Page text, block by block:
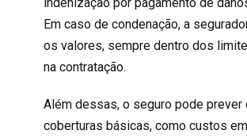
Em caso de condenação, a
os valores, sempre dentro dos
na contratação.
Além dessas, o seguro pode prever
coberturas básicas, como custos